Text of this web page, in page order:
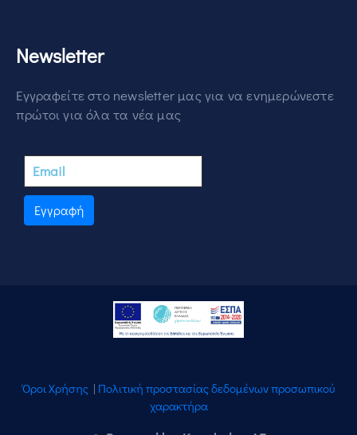
Newsletter
Εγγραφείτε στο newsletter μας για να ενημερώνεστε
πρώτοι για όλα τα νέα μας
Εγγραφή
Όροι Χρήσης | Πολιτική προστασίας δεδομένων προσωπικού
χαρακτήρα